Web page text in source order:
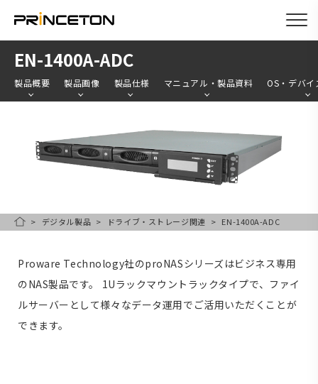
に
EN-1400A-ADC
製品概要 製品画像 製品仕様 マニュアル・製品資料 OS・デバイ
HOMEデジタル製品 ドライブ・ストレージ関連 EN-1400A-ADC
Proware Technology社のproNASシリーズはビジネス専用
のNAS製品です。 1Uラックマウントラックタイプで、ファイ
ルサーバーとして様々なデータ運用でご活用いただくことが
できます。